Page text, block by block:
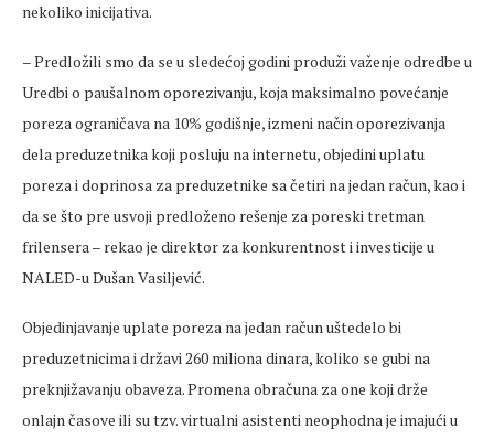
nekoliko inicijativa.
– Predložili smo da se u sledećoj godini produži važenje odredbe u
Uredbi o paušalnom oporezivanju, koja maksimalno povećanje
poreza ograničava na 10% godišnje, izmeni način oporezivanja
dela preduzetnika koji posluju na internetu, objedini uplatu
poreza i doprinosa za preduzetnike sa četiri na jedan račun, kao i
da se što pre usvoji predloženo rešenje za poreski tretman
frilensera – rekao je direktor za konkurentnost i investicije u
NALED-u Dušan Vasiljević.
Objedinjavanje uplate poreza na jedan račun uštedelo bi
preduzetnicima i državi 260 miliona dinara, koliko se gubi na
preknjižavanju obaveza. Promena obračuna za one koji drže
onlajn časove ili su tzv. virtualni asistenti neophodna je imajući u